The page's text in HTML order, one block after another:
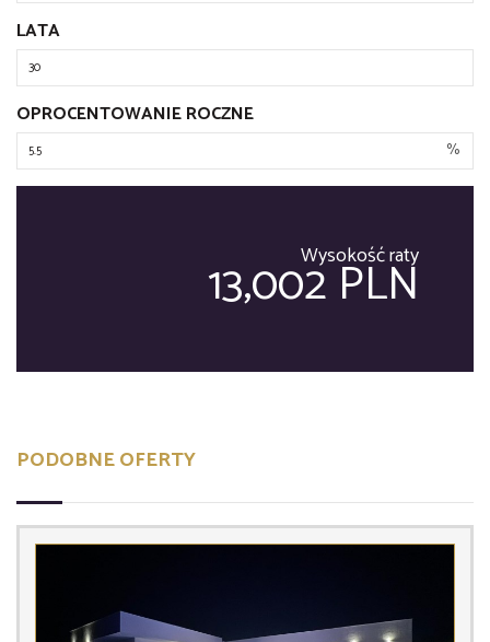
LATA
OPROCENTOWANIE ROCZNE
%
Wysokość raty
13,002 PLN
PODOBNE OFERTY